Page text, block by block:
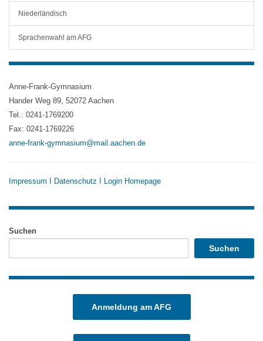
Niederländisch
Sprachenwahl am AFG
Anne-Frank-Gymnasium
Hander Weg 89, 52072 Aachen
Tel.: 0241-1769200
Fax: 0241-1769226
anne-frank-gymnasium@mail.aachen.de
Impressum Datenschutz Login Homepage
Suchen
Suchen
Anmeldung am AFG